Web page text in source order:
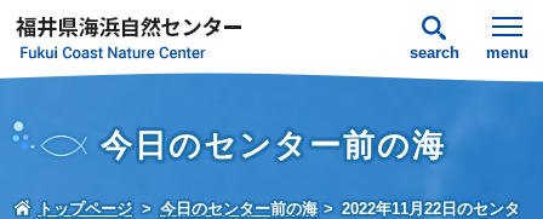
search menu
今日のセンター前の海
トップページ 今日のセンター前の海
2022年11月22日のセンタ